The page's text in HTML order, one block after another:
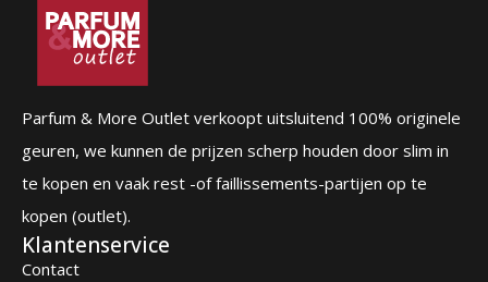
Parfum & More Outlet verkoopt uitsluitend 100% originele
geuren, we kunnen de prijzen scherp houden door slim in
te kopen en vaak rest -of faillissements-partijen op te
kopen (outlet).
Klantenservice
Contact